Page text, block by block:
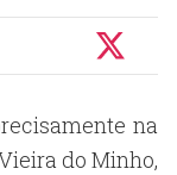
na
do Minho,